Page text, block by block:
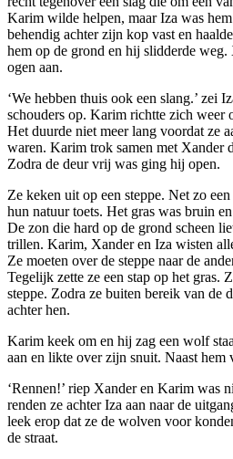
Karim wilde helpen, maar Iza was
behendig achter zijn kop vast en
hem op de grond en hij slidderde weg.
ogen aan.
‘We hebben thuis ook een slang.’ zei
schouders op. Karim richtte zich weer
Het duurde niet meer lang voordat ze
waren. Karim trok samen met Xander
Zodra de deur vrij was ging hij open.
Ze keken uit op een steppe. Net zo
hun natuur toets. Het gras was bruin
De zon die hard op de grond scheen
trillen. Karim, Xander en Iza wisten
Ze moeten over de steppe naar de
Tegelijk zette ze een stap op het gras.
steppe. Zodra ze buiten bereik van de
achter hen.
Karim keek om en hij zag een wolf
aan en likte over zijn snuit. Naast hem
‘Rennen!’ riep Xander en Karim was
renden ze achter Iza aan naar de
leek erop dat ze de wolven voor
de straat.